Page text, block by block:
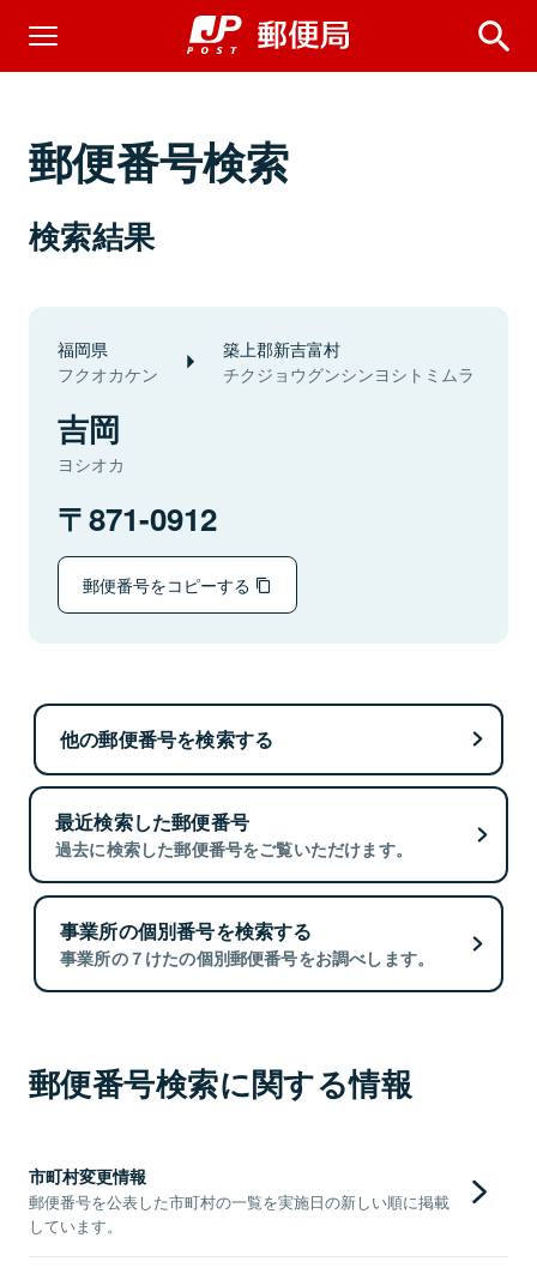
郵便番号検索
検索結果
福岡県
フクオカケン
築上郡新吉富村
チクジョウグンシンヨシトミムラ
吉岡
ヨシオカ
871-0912
郵便番号をコピーする
他の郵便番号を検索する
最近検索した郵便番号
過去に検索した郵便番号をご覧いただけます。
事業所の個別番号を検索する
事業所の７けたの個別郵便番号をお調べします。
郵便番号検索に関する情報
市町村変更情報
郵便番号を公表した市町村の一覧を実施日の新しい順に掲載
しています。